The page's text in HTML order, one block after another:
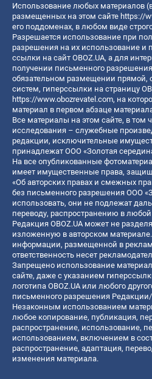
Использование любых материалов
размещенных на этом сайте https://
его поддоменах, в любом виде
Разрешается использование при
разрешения на их использование и
ссылки на сайт OBOZ.UA, а для
получении письменного
обязательном размещении прямой,
систем, гиперссылки на страницу
https://www.obozrevatel.com, на
материал в первом абзаце
Все материалы на этом сайте, в том
исследования – служебные
редакции, исключительные
принадлежат ООО «Золотая
На все опубликованные
имеет имущественные права,
«Об авторских правах и смежных
без письменного разрешения ООО
использовать, они не подлежат
переводу, распространению в
Редакция OBOZ.UA может не
изложенную в авторском
информации, размещенной в
ответственность несет
Запрещено использование
сайте, даже с указанием
логотипа OBOZ.UA или любого
письменного разрешения
Незаконным использованием
любое копирование, публикация,
распространение, использование,
использованием, включением в
распространение, адаптация,
изменения материала.